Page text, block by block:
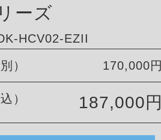
ーズ
HCV02-EZII
） 170,000円
） 187,000円